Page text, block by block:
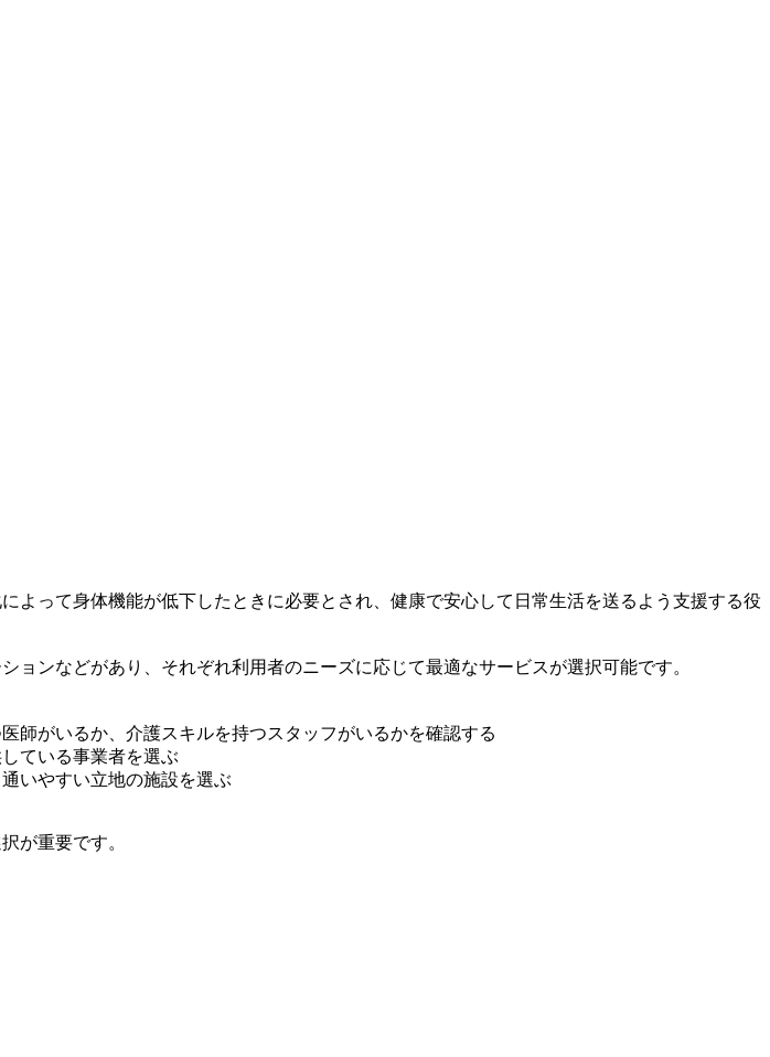
って身体機能が低下したときに必要とされ、健康で安心して日常生活を送るよう支援する役
ンなどがあり、それぞれ利用者のニーズに応じて最適なサービスが選択可能です。
師がいるか、介護スキルを持つスタッフがいるかを確認する
ている事業者を選ぶ
いやすい立地の施設を選ぶ
が重要です。